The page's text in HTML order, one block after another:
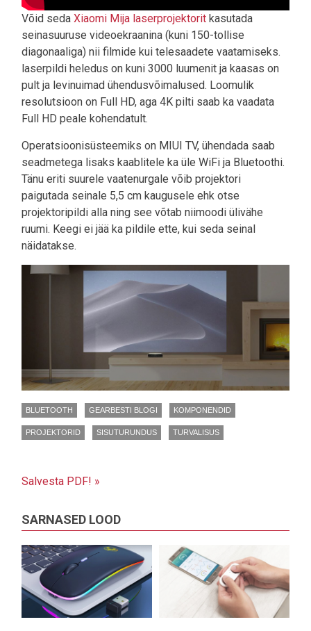
Võid seda Xiaomi Mija laserprojektorit kasutada
seinasuuruse videoekraanina (kuni 150-tollise
diagonaaliga) nii filmide kui telesaadete vaatamiseks.
laserpildi heledus on kuni 3000 luumenit ja kaasas on
pult ja levinuimad ühendusvõimalused. Loomulik
resolutsioon on Full HD, aga 4K pilti saab ka vaadata
Full HD peale kohendatult.
Operatsioonisüsteemiks on MIUI TV, ühendada saab
seadmetega lisaks kaablitele ka üle WiFi ja Bluetoothi.
Tänu eriti suurele vaatenurgale võib projektori
paigutada seinale 5,5 cm kaugusele ehk otse
projektoripildi alla ning see võtab niimoodi ülivähe
ruumi. Keegi ei jää ka pildile ette, kui seda seinal
näidatakse.
BLUETOOTH GEARBESTI BLOGI KOMPONENDID
PROJEKTORID SISUTURUNDUS TURVALISUS
Salvesta PDF! »
SARNASED LOOD